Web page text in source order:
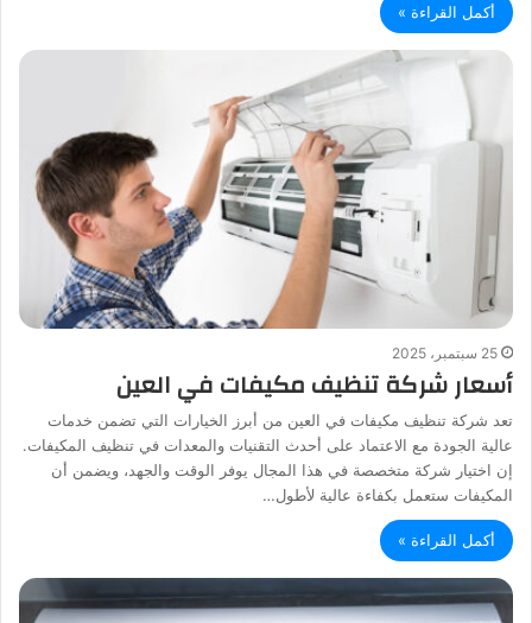
أكمل القراءة »
25 سبتمبر، 2025
أسعار شركة تنظيف مكيفات في العين
تعد شركة تنظيف مكيفات في العين من أبرز الخيارات التي تضمن خدمات
عالية الجودة مع الاعتماد على أحدث التقنيات والمعدات في تنظيف المكيفات.
إن اختيار شركة متخصصة في هذا المجال يوفر الوقت والجهد، ويضمن أن
المكيفات ستعمل بكفاءة عالية لأطول…
أكمل القراءة »